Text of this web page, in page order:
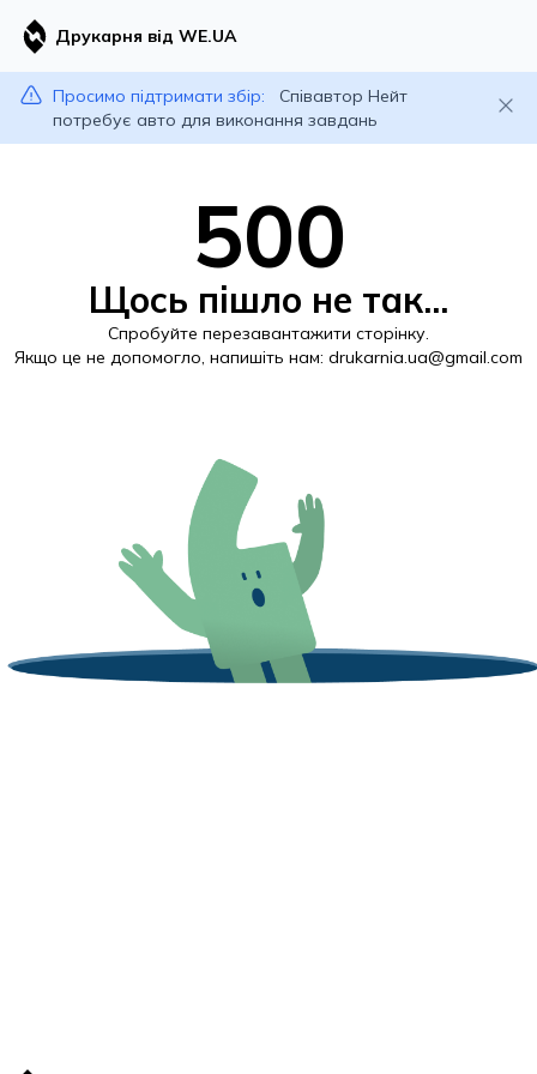
Друкарня від WE.UA
Просимо підтримати збір:
Співавтор Нейт
потребує авто для виконання завдань
500
Щось пішло не так...
Спробуйте перезавантажити сторінку.
Якщо це не допомогло, напишіть нам: drukarnia.ua@gmail.com